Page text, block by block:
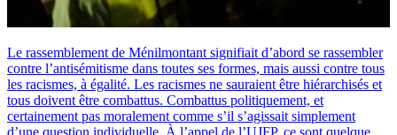
Le rassemblement de Ménilmontant signifiait d’abord se rassembler
contre l’antisémitisme dans toutes ses formes, mais aussi contre tous
les racismes, à égalité. Les racismes ne sauraient être hiérarchisés et
tous doivent être combattus. Combattus politiquement, et
certainement pas moralement comme s’il s’agissait simplement
d’une question individuelle. À l’appel de l’UJFP, ce sont quelque